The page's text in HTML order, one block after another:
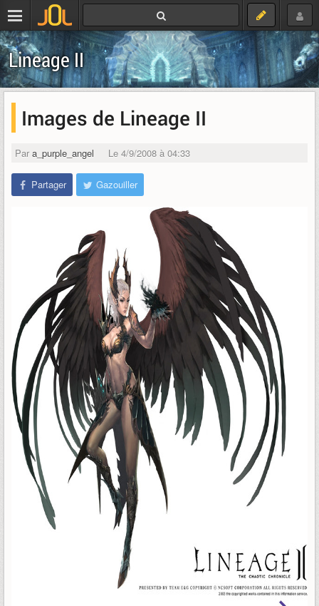
Lineage II
Images de Lineage II
Par a_purple_angel Le 4/9/2008 à 04:33
Partager Gazouiller